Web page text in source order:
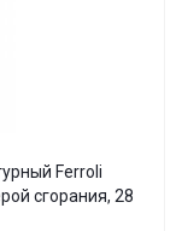
Ferroli
сгорания, 28